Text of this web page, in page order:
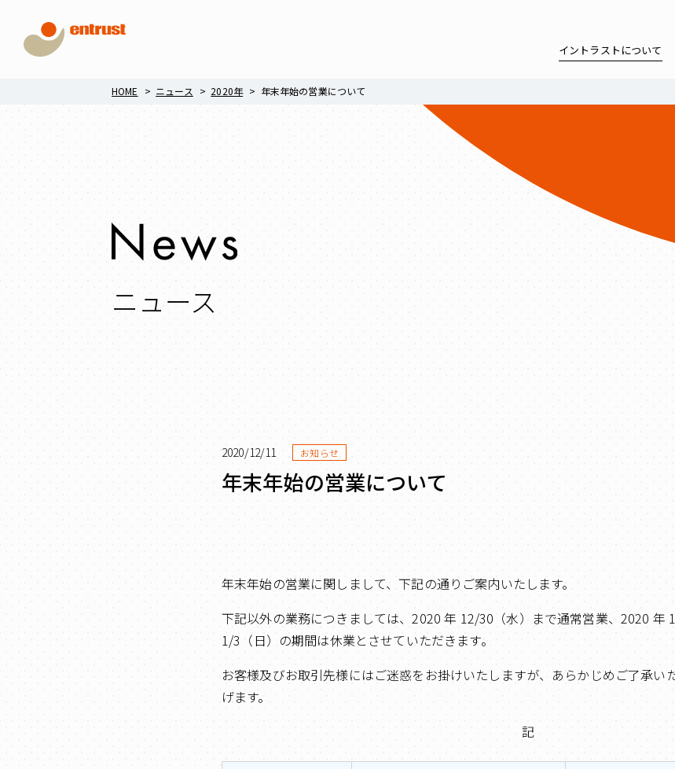
イントラストについて
HOME ニュース 2020年 年末年始の営業について
ニュース
2020/12/11 お知らせ
年末年始の営業について
年末年始の営業に関しまして、下記の通りご案内いたします。
下記以外の業務につきましては、2020 年 12/30（水）まで通常営業、2020 年
1/3（日）の期間は休業とさせていただきます。
お客様及びお取引先様にはご迷惑をお掛けいたしますが、あらかじめご了承い
げます。
記